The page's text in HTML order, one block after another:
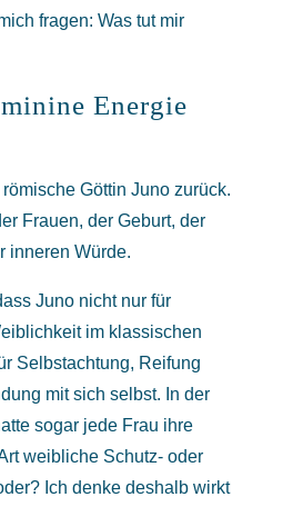
fragen: Was tut mir
Energie
Göttin Juno zurück.
Frauen, der Geburt, der
inneren Würde.
Juno nicht nur für
im klassischen
Selbstachtung, Reifung
mit sich selbst. In der
sogar jede Frau ihre
weibliche Schutz- oder
Ich denke deshalb wirkt